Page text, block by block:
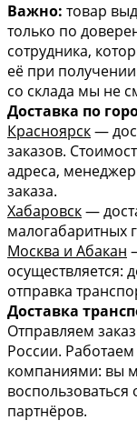
Важно: товар
только по
сотрудника,
её при
со склада мы не
Доставка по
Красноярск—
заказов.
адреса,
заказа.
Хабаровск—
малогабаритных
Москва и Абакан
осуществляется:
отправка
Доставка
Отправляем
России.
компаниями: вы
партнёров.